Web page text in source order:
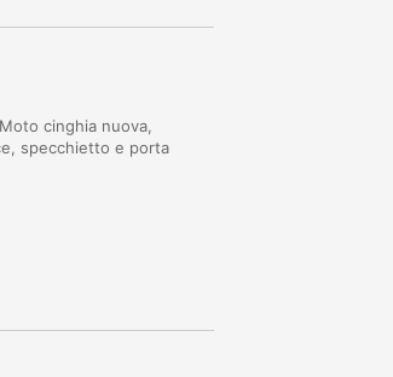
cinghia nuova,
specchietto e porta